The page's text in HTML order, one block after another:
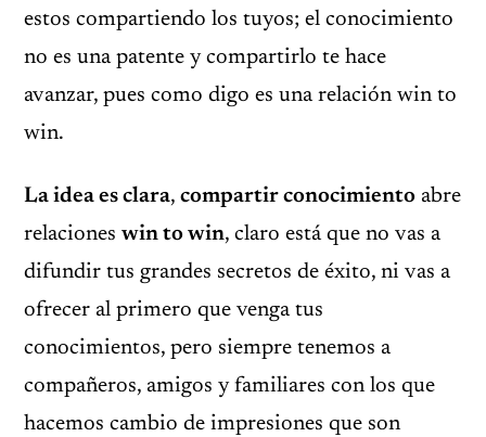
estos compartiendo los tuyos; el conocimiento
no es una patente y compartirlo te hace
avanzar, pues como digo es una relación win to
win.
La idea es clara, compartir conocimiento abre
relaciones win to win, claro está que no vas a
difundir tus grandes secretos de éxito, ni vas a
ofrecer al primero que venga tus
conocimientos, pero siempre tenemos a
compañeros, amigos y familiares con los que
hacemos cambio de impresiones que son